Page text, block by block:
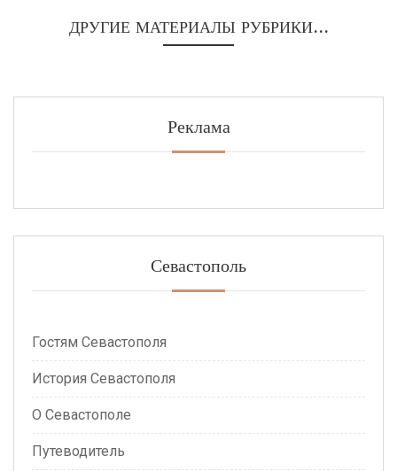
ДРУГИЕ МАТЕРИАЛЫ РУБРИКИ...
Реклама
Севастополь
Гостям Севастополя
История Севастополя
О Севастополе
Путеводитель